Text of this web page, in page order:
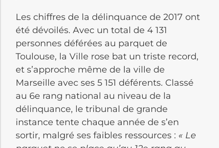
Les chiffres de la délinquance de 2017 ont
été dévoilés. Avec un total de 4 131
personnes déférées au parquet de
Toulouse, la Ville rose bat un triste record,
et s’approche même de la ville de
Marseille avec ses 5 151 déférents. Classé
au 6e rang national au niveau de la
délinquance, le tribunal de grande
instance tente chaque année de s’en
sortir, malgré ses faibles ressources : « Le